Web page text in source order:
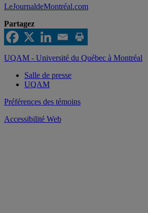
LeJournaldeMontréal.com
Partagez
UQAM - Université du Québec à Montréal
Salle de presse
UQAM
Préférences des témoins
Accessibilité Web